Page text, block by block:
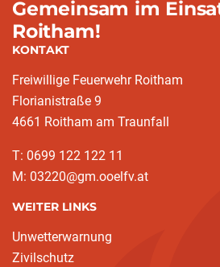
Gemeinsam im
Roitham!
KONTAKT
Freiwillige Feuerwehr Roitham
Florianistraße 9
4661 Roitham am Traunfall
T: 0699 122 122 11
M: 03220@gm.ooelfv.at
WEITER LINKS
Unwetterwarnung
Zivilschutz